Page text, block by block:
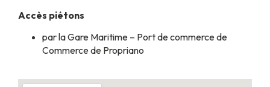
Accès piétons
par la Gare Maritime – Port de commerce de
Commerce de Propriano